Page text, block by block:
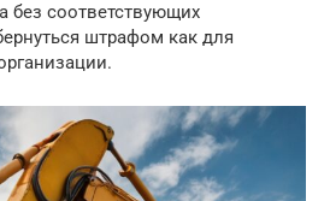
без соответствующих
штрафом как для